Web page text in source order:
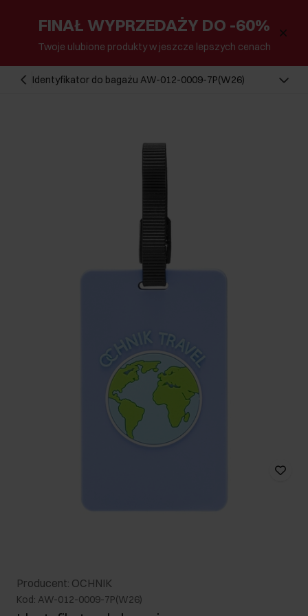
FINAŁ WYPRZEDAŻY DO -60%
Twoje ulubione produkty w jeszcze lepszych cenach
Identyfikator do bagażu AW-012-0009-7P(W26)
Producent: OCHNIK
Kod: AW-012-0009-7P(W26)